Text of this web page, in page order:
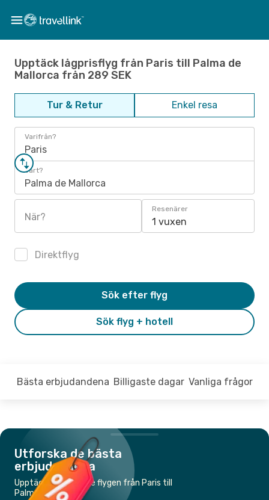
Upptäck lågprisflyg från Paris till Palma de
Mallorca från 289 SEK
Tur & Retur Enkel resa
Varifrån?
Paris
Vart?
Palma de Mallorca
När?
Resenärer
1 vuxen
Direktflyg
Sök flyg + hotell
Sök efter flyg
Bästa erbjudandena Billigaste dagar Vanliga frågor
Utforska de bästa
erbjudandena
Upptäck de billigaste flygen från Paris till
Palma de Mallorca